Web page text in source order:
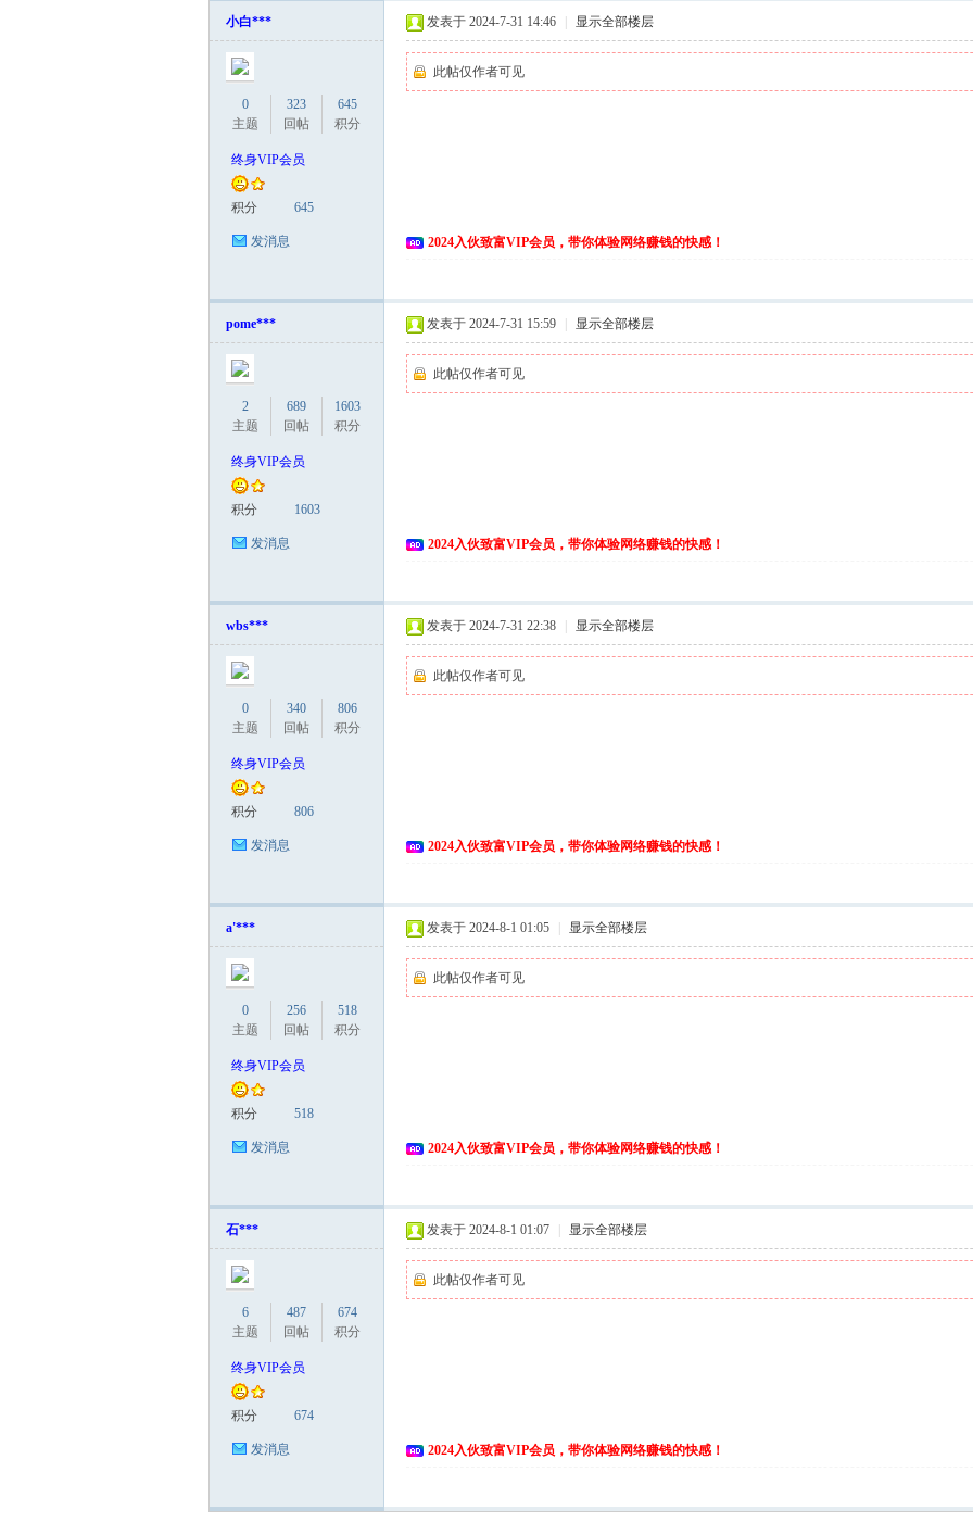
小白***
0
主题
323
回帖
645
积分
终身VIP会员
积分 645
发消息
发表于 2024-7-31 14:46 显示全部楼层
此帖仅作者可见
2024入伙致富VIP会员，带你体验网络赚钱的快感！
pome***
2
主题
689
回帖
1603
积分
终身VIP会员
积分 1603
发消息
发表于 2024-7-31 15:59 显示全部楼层
此帖仅作者可见
2024入伙致富VIP会员，带你体验网络赚钱的快感！
wbs***
0
主题
340
回帖
806
积分
终身VIP会员
积分 806
发消息
发表于 2024-7-31 22:38 显示全部楼层
此帖仅作者可见
2024入伙致富VIP会员，带你体验网络赚钱的快感！
a'***
0
主题
256
回帖
518
积分
终身VIP会员
积分 518
发消息
发表于 2024-8-1 01:05 显示全部楼层
此帖仅作者可见
2024入伙致富VIP会员，带你体验网络赚钱的快感！
石***
6
主题
487
回帖
674
积分
终身VIP会员
积分 674
发消息
发表于 2024-8-1 01:07 显示全部楼层
此帖仅作者可见
2024入伙致富VIP会员，带你体验网络赚钱的快感！